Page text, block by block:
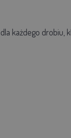
każdego drobiu,